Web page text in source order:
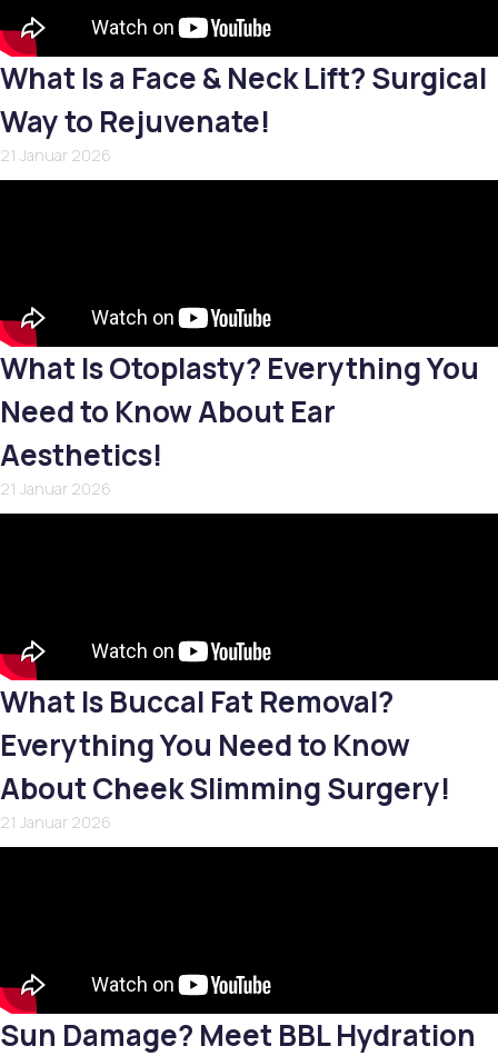
What Is a Face & Neck Lift? Surgical
Way to Rejuvenate!
21 Januar 2026
What Is Otoplasty? Everything You
Need to Know About Ear
Aesthetics!
21 Januar 2026
What Is Buccal Fat Removal?
Everything You Need to Know
About Cheek Slimming Surgery!
21 Januar 2026
Sun Damage? Meet BBL Hydration